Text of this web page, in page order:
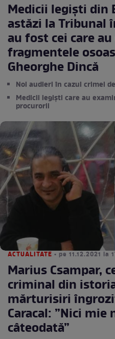
Medicii legiști din
astăzi la Tribunal
au fost cei care
fragmentele
Gheorghe Dincă
Noi audieri în cazul crimei
Medicii legiști care au
procurorii
ACTUALITATE • pe 11.12.2021 la
Marius Csampar,
criminal din
mărturisiri
Caracal: ”Nici
câteodată”